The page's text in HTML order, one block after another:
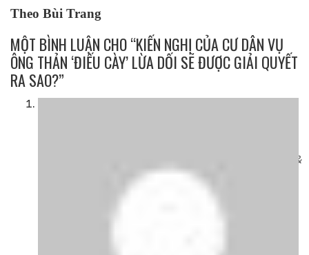
Theo Bùi Trang
MỘT BÌNH LUẬN CHO “KIẾN NGHỊ CỦA CƯ DÂN VỤ
ÔNG THẢN ‘ĐIẾU CÀY’ LỪA DỐI SẼ ĐƯỢC GIẢI QUYẾT
RA SAO?”
hs=bea12e7e112d3dd0d3c206c5471d5ddc&
6 Tháng 11, 2024 lúc 6:40 sáng